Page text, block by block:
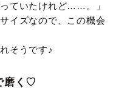
ていたけれど……。」
イズなので、この機会
そうです♪
磨く♡